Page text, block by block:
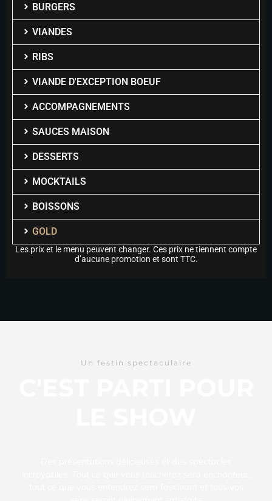
BURGERS
VIANDES
RIBS
VIANDE D'EXCEPTION BOEUF
ACCOMPAGNEMENTS
SAUCES MAISON
DESSERTS
MOCKTAILS
BOISSONS
GOLD
Les prix et le menu peuvent changer. Ces prix ne tiennent compte
d’aucune promotion et sont TTC.
Un festin spectaculaire